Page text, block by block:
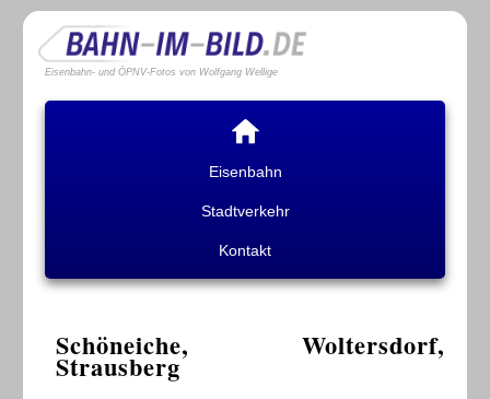
Eisenbahn- und ÖPNV-Fotos von Wolfgang Wellige
Eisenbahn
Stadtverkehr
Kontakt
Schöneiche, Woltersdorf,
Strausberg